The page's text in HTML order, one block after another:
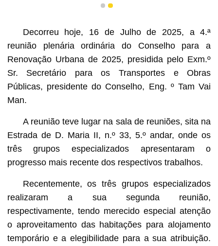
1 2
Decorreu hoje, 16 de Julho de 2025, a 4.ª
reunião plenária ordinária do Conselho para a
Renovação Urbana de 2025, presidida pelo Exm.º
Sr. Secretário para os Transportes e Obras
Públicas, presidente do Conselho, Eng. º Tam Vai
Man.
A reunião teve lugar na sala de reuniões, sita na
Estrada de D. Maria II, n.º 33, 5.º andar, onde os
três grupos especializados apresentaram o
progresso mais recente dos respectivos trabalhos.
Recentemente, os três grupos especializados
realizaram a sua segunda reunião,
respectivamente, tendo merecido especial atenção
o aproveitamento das habitações para alojamento
temporário e a elegibilidade para a sua atribuição.